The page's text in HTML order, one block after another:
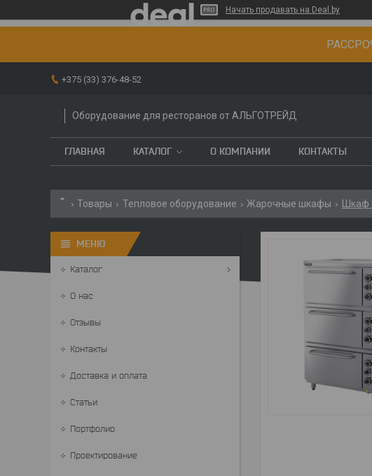
Начать продавать на Deal.by
+375 (33) 376-48-52
Оборудование для ресторанов от АЛЬГОТРЕЙД
ГЛАВНАЯ КАТАЛОГ О КОМПАНИИ КОНТАКТЫ
Товары Тепловое оборудование Жарочные шкафы
Каталог
О нас
Отзывы
Контакты
Доставка и оплата
Статьи
Портфолио
Проектирование